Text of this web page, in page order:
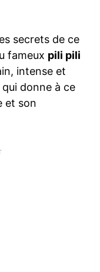
secrets de ce
fameux pili pili
intense et
donne à ce
et son